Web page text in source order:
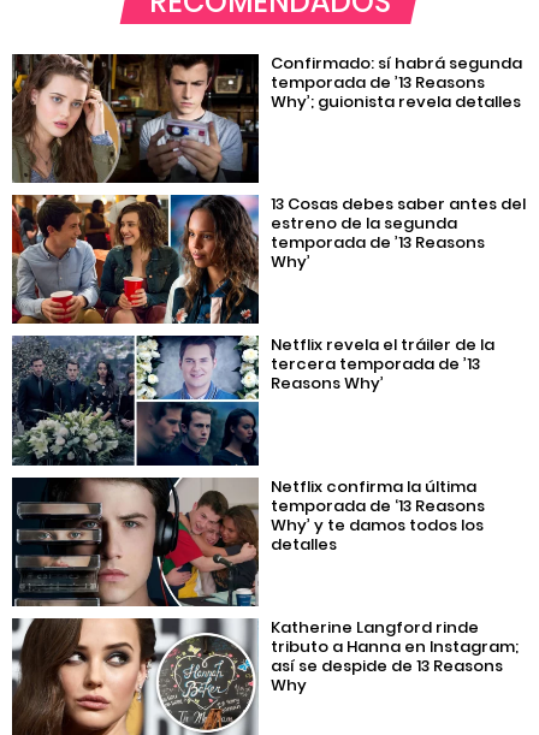
Confirmado: sí habrá segunda
temporada de ’13 Reasons
Why’; guionista revela detalles
13 Cosas debes saber antes del
estreno de la segunda
temporada de ’13 Reasons
Why’
Netflix revela el tráiler de la
tercera temporada de ’13
Reasons Why’
Netflix confirma la última
temporada de ‘13 Reasons
Why’ y te damos todos los
detalles
Katherine Langford rinde
tributo a Hanna en Instagram;
así se despide de 13 Reasons
Why